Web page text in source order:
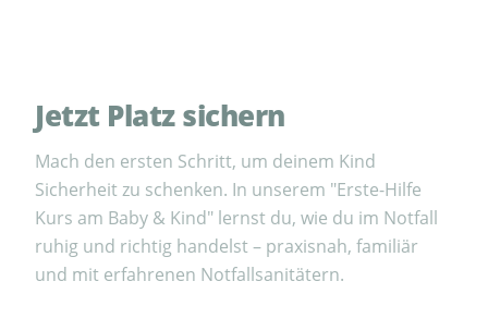
Jetzt Platz sichern
Mach den ersten Schritt, um deinem Kind
Sicherheit zu schenken. In unserem "Erste-Hilfe
Kurs am Baby & Kind" lernst du, wie du im Notfall
ruhig und richtig handelst – praxisnah, familiär
und mit erfahrenen Notfallsanitätern.